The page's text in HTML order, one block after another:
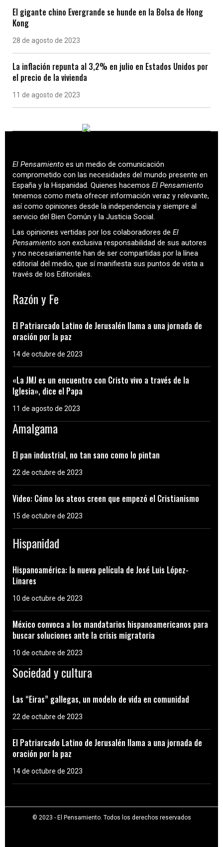
El gigante chino Evergrande se hunde en la Bolsa de Hong
Kong
28 de agosto de 2023
La inflación repunta al 3,2% en julio en Estados Unidos por
el precio de la vivienda
11 de agosto de 2023
El Pensamiento es un medio de comunicación
comprometido con las necesidades del mundo presente en
España y la Hispanidad. Quienes hacemos El Pensamiento
tenemos como meta ofrecer información veraz y relevante,
así como opiniones desde la independencia y siempre al
servicio del Bien Común y la Justicia Social.
Las opiniones vertidas por los colaboradores de El
Pensamiento son exclusiva responsabilidad de sus autores
y no necesariamente han de ser compartidas por la línea
editorial del medio, que sí manifiesta sus puntos de vista a
través de los Editoriales.
Razón y Fe
El Patriarcado Latino de Jerusalén llama a una jornada de
oración por la paz
14 de octubre de 2023
«La JMJ es un encuentro con Cristo vivo a través de la
Iglesia», dice el Papa
11 de agosto de 2023
Amalgama
El pan industrial, no tan sano como lo pintan
22 de octubre de 2023
Video: Cómo los ateos creen que empezó el Cristianismo
15 de octubre de 2023
Hispanidad
Hispanoamérica: la nueva película de José Luis López-
Linares
10 de octubre de 2023
México convoca a los mandatarios hispanoamericanos para
buscar soluciones ante la crisis migratoria
10 de octubre de 2023
Sociedad y cultura
Las “Eiras” gallegas, un modelo de vida en comunidad
22 de octubre de 2023
El Patriarcado Latino de Jerusalén llama a una jornada de
oración por la paz
14 de octubre de 2023
© 2023 - El Pensamiento. Todos los derechos reservados